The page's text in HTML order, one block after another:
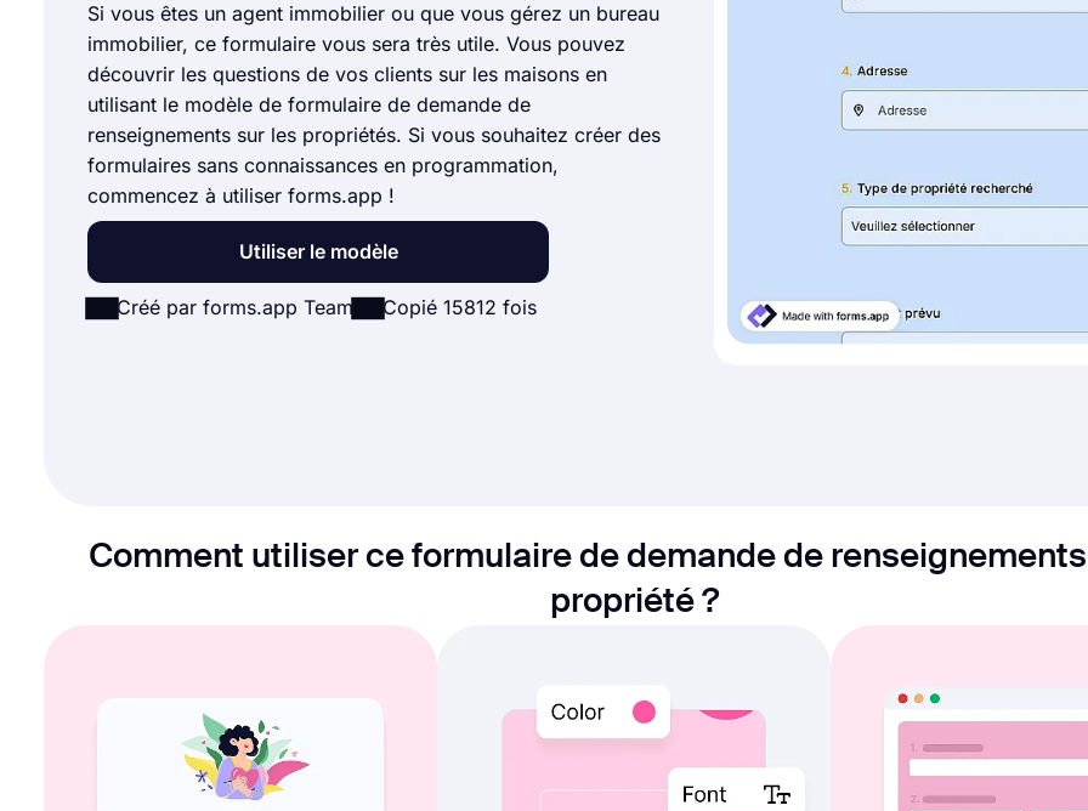
Si vous êtes un agent immobilier ou que vous gérez un bureau
immobilier, ce formulaire vous sera très utile. Vous pouvez
découvrir les questions de vos clients sur les maisons en
utilisant le modèle de formulaire de demande de
renseignements sur les propriétés. Si vous souhaitez créer des
formulaires sans connaissances en programmation,
commencez à utiliser forms.app !
Utiliser le modèle
Créé par forms.app Team Copié 15812 fois
Comment utiliser ce formulaire de demande de
propriété ?